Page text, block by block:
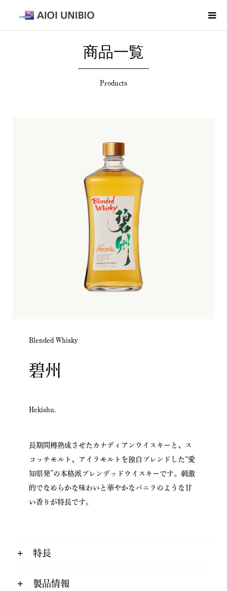
商品一覧
Products
Blended Whisky
碧州
Hekishu.
長期間樽熟成させたカナディアンウイスキーと、ス
コッチモルト、アイラモルトを独自ブレンドした“愛
知県発”の本格派ブレンデッドウイスキーです。刺激
的でなめらかな味わいと華やかなバニラのような甘
い香りが特長です。
特長
製品情報